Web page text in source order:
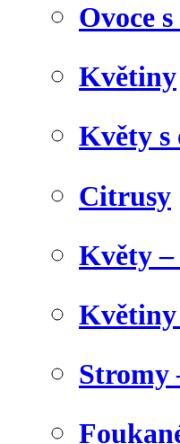
Ovoce
Květiny
Květy s
Citrusy
Květy
Stromy